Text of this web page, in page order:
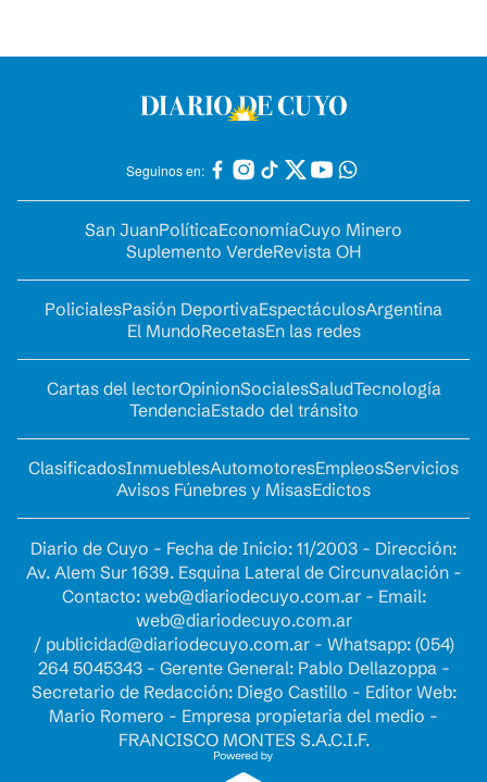
Seguinos en:
San JuanPolíticaEconomíaCuyo Minero
Suplemento VerdeRevista OH
PolicialesPasión DeportivaEspectáculosArgentina
El MundoRecetasEn las redes
Cartas del lectorOpinionSocialesSaludTecnología
TendenciaEstado del tránsito
ClasificadosInmueblesAutomotoresEmpleosServicios
Avisos Fúnebres y MisasEdictos
Diario de Cuyo - Fecha de Inicio: 11/2003 - Dirección:
Av. Alem Sur 1639. Esquina Lateral de Circunvalación -
Contacto: web@diariodecuyo.com.ar- Email:
web@diariodecuyo.com.ar
/ publicidad@diariodecuyo.com.ar- Whatsapp: (054)
264 5045343 - Gerente General: Pablo Dellazoppa -
Secretario de Redacción: Diego Castillo - Editor Web:
Mario Romero - Empresa propietaria del medio -
FRANCISCO MONTES S.A.C.I.F.